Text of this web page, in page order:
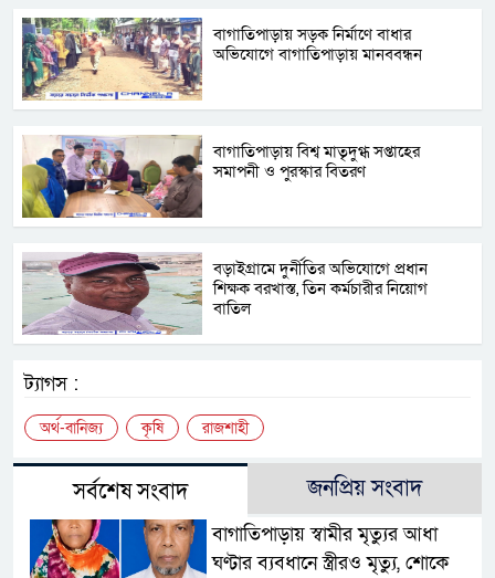
বাগাতিপাড়ায় সড়ক নির্মাণে বাধার
অভিযোগে বাগাতিপাড়ায় মানববন্ধন
বাগাতিপাড়ায় বিশ্ব মাতৃদুগ্ধ সপ্তাহের
সমাপনী ও পুরস্কার বিতরণ
বড়াইগ্রামে দুর্নীতির অভিযোগে প্রধান
শিক্ষক বরখাস্ত, তিন কর্মচারীর নিয়োগ
বাতিল
ট্যাগস :
অর্থ-বানিজ্য কৃষি রাজশাহী
সর্বশেষ সংবাদ জনপ্রিয় সংবাদ
বাগাতিপাড়ায় স্বামীর মৃত্যুর আধা
ঘণ্টার ব্যবধানে স্ত্রীরও মৃত্যু, শোকে